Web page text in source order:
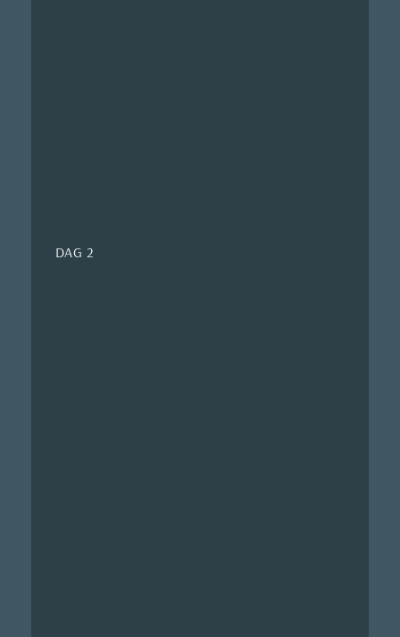
DAG 2